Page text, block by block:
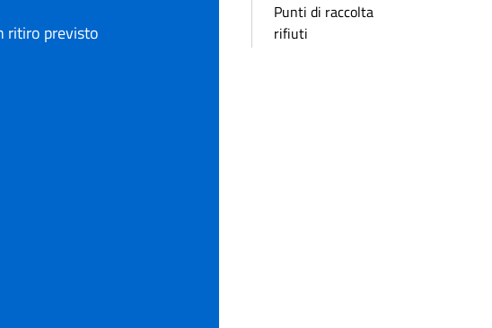
ritiro previsto
Punti di raccolta
rifiuti